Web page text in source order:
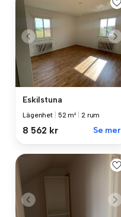
Eskilstuna
Lägenhet 52 m² 2 rum
8 562 kr Se mer